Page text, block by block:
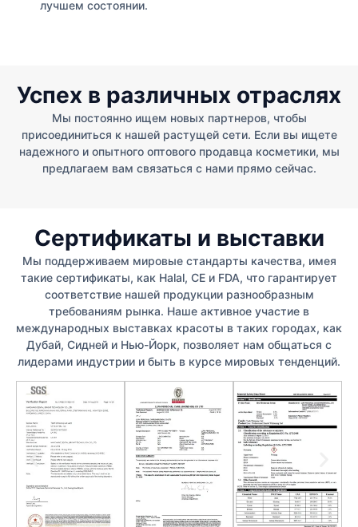
лучшем состоянии.
Успех в различных отраслях
Мы постоянно ищем новых партнеров, чтобы
присоединиться к нашей растущей сети. Если вы ищете
надежного и опытного оптового продавца косметики, мы
предлагаем вам связаться с нами прямо сейчас.
Сертификаты и выставки
Мы поддерживаем мировые стандарты качества, имея
такие сертификаты, как Halal, CE и FDA, что гарантирует
соответствие нашей продукции разнообразным
требованиям рынка. Наше активное участие в
международных выставках красоты в таких городах, как
Дубай, Сидней и Нью-Йорк, позволяет нам общаться с
лидерами индустрии и быть в курсе мировых тенденций.